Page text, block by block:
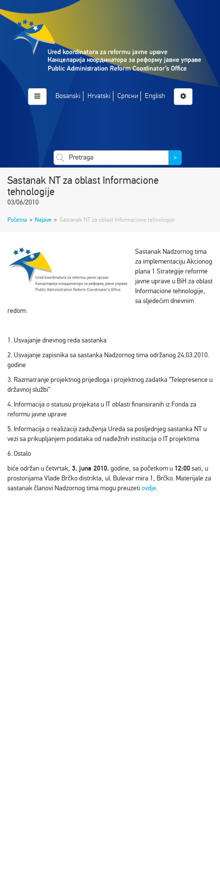
Bosanski Hrvatski Српски English
>
Sastanak NT za oblast Informacione
tehnologije
03/06/2010
Početna > Najave > Sastanak NT za oblast Informacione tehnologije
Sastanak Nadzornog tima
za implementaciju Akcionog
plana 1 Strategije reforme
javne uprave u BiH za oblast
Informacione tehnologije,
sa sljedećim dnevnim
redom:
1. Usvajanje dnevnog reda sastanka
2. Usvajanje zapisnika sa sastanka Nadzornog tima održanog 24.03.2010.
godine
3. Razmatranje projektnog prijedloga i projektnog zadatka “Telepresence u
državnoj službi”
4. Informacija o statusu projekata u IT oblasti finansiranih iz Fonda za
reformu javne uprave
5. Informacija o realizaciji zaduženja Ureda sa posljednjeg sastanka NT u
vezi sa prikupljanjem podataka od nadležnih institucija o IT projektima
6. Ostalo
biće održan u četvrtak, 3. juna 2010. godine, sa početkom u 12:00sati, u
prostorijama Vlade Brčko distrikta, ul. Bulevar mira 1, Brčko. Materijale za
sastanak članovi Nadzornog tima mogu preuzetiovdje.